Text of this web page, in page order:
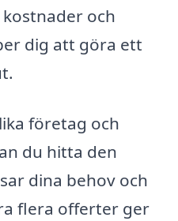
och
dig att göra ett
företag och
du hitta den
dina behov och
flera offerter ger